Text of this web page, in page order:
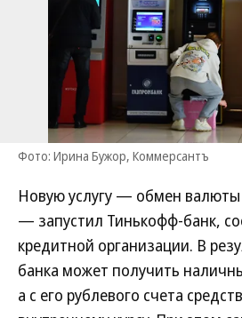
Фото: Ирина Бужор, Коммерсантъ
Новую услугу — обмен
— запустил Тинькофф-банк,
кредитной организации. В
банка может получить
а с его рублевого счета